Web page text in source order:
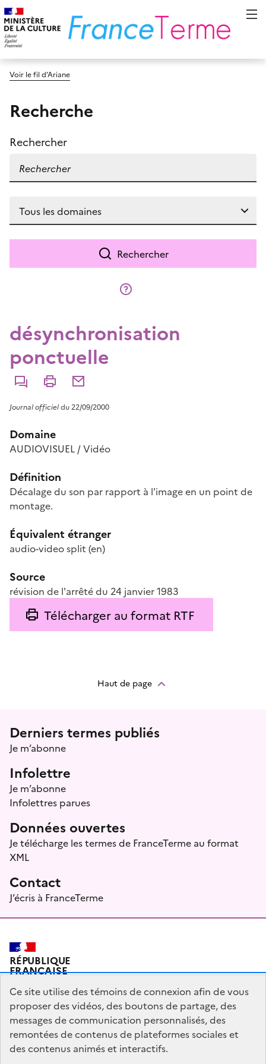
Voir le fil d’Ariane
Recherche
Rechercher
Rechercher
désynchronisation
ponctuelle
CommenterImprimerPartager par courriel
Journal officieldu 22/09/2000
Domaine
AUDIOVISUEL / Vidéo
Définition
Décalage du son par rapport à l'image en un point de
montage.
Équivalent étranger
audio-video split (en)
Source
révision de l'arrêté du 24 janvier 1983
Télécharger au format RTF
Haut de page
Menu prefooter
Derniers termes publiés
Je m’abonne
Infolettre
Je m’abonne
Infolettres parues
Données ouvertes
Je télécharge les termes de FranceTerme au format
XML
Contact
J’écris à FranceTerme
RÉPUBLIQUE
FRANÇAISE
Plan du site Mentions légales Qui sommes-nous ?
Partagez votre expérience pour améliorer les services
Ce site utilise des témoins de connexion afin de vous
proposer des vidéos, des boutons de partage, des
messages de communication personnalisés, des
remontées de contenus de plateformes sociales et
des contenus animés et interactifs.